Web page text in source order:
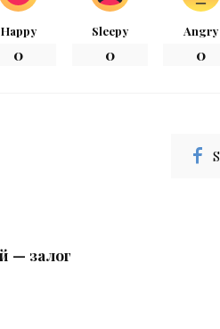
Happy
0
Sleepy
0
Angry
0
— залог